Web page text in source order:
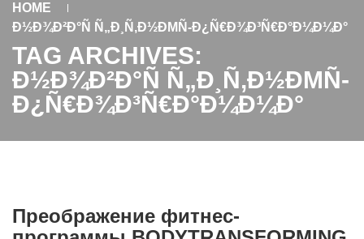
HOME
Ð½Ð¾Ð²Ð°Ñ Ñ„Ð¸Ñ‚Ð½ÐΜÑ-Ð¿Ñ€Ð¾Ð³Ñ€Ð°Ð¼Ð¼Ð°
TAG ARCHIVES:
Ð½Ð¾Ð²Ð°Ñ Ñ„Ð¸Ñ‚Ð½ÐΜÑ-
Ð¿Ñ€Ð¾Ð³Ñ€Ð°Ð¼Ð¼Ð°
Преображение фитнес-